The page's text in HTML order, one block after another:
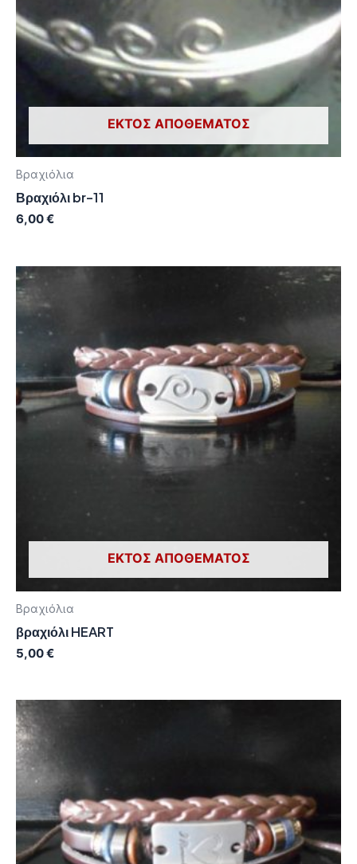
ΕΚΤΌΣ ΑΠΟΘΈΜΑΤΟΣ
Βραχιόλια
Βραχιόλι br-11
6,00€
ΕΚΤΌΣ ΑΠΟΘΈΜΑΤΟΣ
Βραχιόλια
βραχιόλι HEART
5,00€